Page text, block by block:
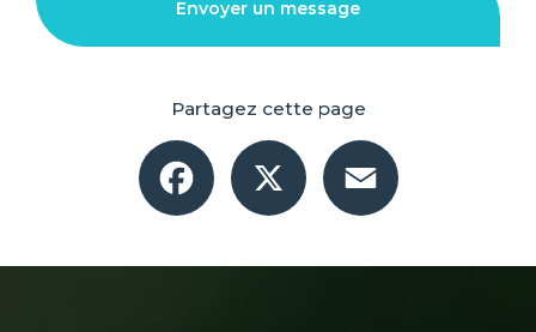
Envoyer un message
Partagez cette page
Facebook